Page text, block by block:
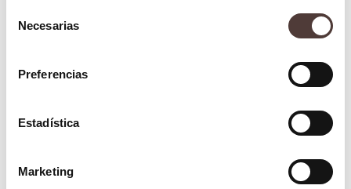
Necesarias
Preferencias
Estadística
Marketing